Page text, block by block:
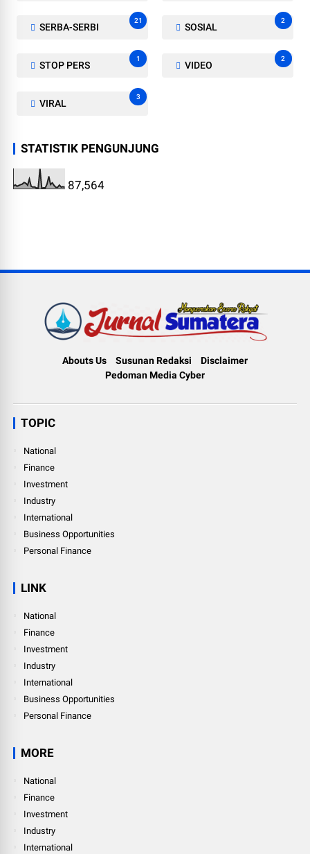
SERBA-SERBI
21
SOSIAL
2
STOP PERS
1
VIDEO
2
VIRAL
3
STATISTIK PENGUNJUNG
87,564
Abouts Us Susunan Redaksi
Disclaimer
Pedoman Media Cyber
TOPIC
National
Finance
Investment
Industry
International
Business Opportunities
Personal Finance
LINK
National
Finance
Investment
Industry
International
Business Opportunities
Personal Finance
MORE
National
Finance
Investment
Industry
International